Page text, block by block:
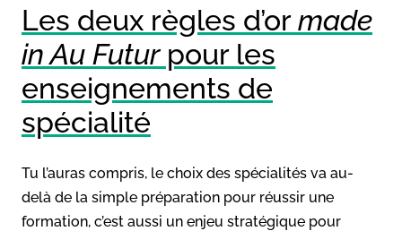
Les deux règles d’ormade
in Au Futurpour les
enseignements de
spécialité
Tu l’auras compris, le choix des spécialités va au-
delà de la simple préparation pour réussir une
formation, c’est aussi un enjeu stratégique pour